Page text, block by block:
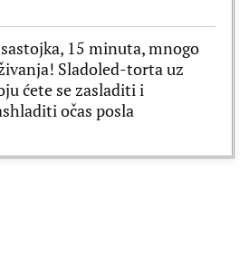
15 minuta, mnogo
Sladoled-torta uz
ćete se zasladiti i
očas posla